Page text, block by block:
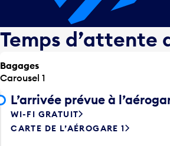
Temps d’attente
Bagages
Carousel 1
L’arrivée prévue à
WI-FI GRATUIT
CARTE DE L’AÉROGARE 1